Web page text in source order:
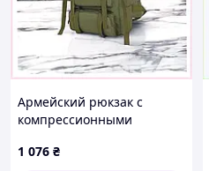
Армейский рюкзак с
компрессионными
1 076 ₴